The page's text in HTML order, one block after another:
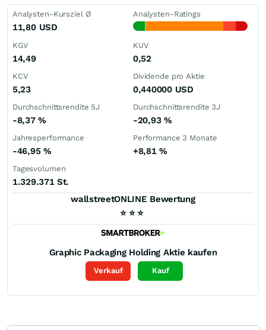
Analysten-Kursziel Ø
11,80 USD
Analysten-Ratings
KGV
14,49
KUV
0,52
KCV
5,23
Dividende pro Aktie
0,440000 USD
Durchschnittsrendite 5J
-8,37%
Durchschnittsrendite 3J
-20,93 %
Jahresperformance
-46,95 %
Performance 3 Monate
+8,81%
Tagesvolumen
1.329.371 St.
wallstreetONLINE Bewertung
⭐ ⭐ ⭐
Graphic Packaging Holding Aktie kaufen
Verkauf Kauf